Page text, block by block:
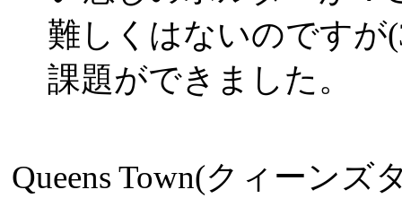
難しくはないのですが
課題ができました。
Queens Town(クィーンズ